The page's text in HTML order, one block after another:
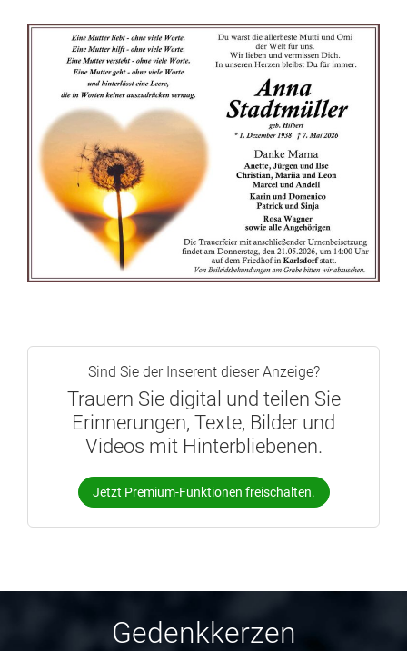
Sind Sie der Inserent dieser Anzeige?
Trauern Sie digital und teilen Sie
Erinnerungen, Texte, Bilder und
Videos mit Hinterbliebenen.
Jetzt Premium-Funktionen freischalten.
Gedenkkerzen